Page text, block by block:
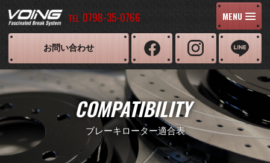
TEL 0798-35-0766 MENU
お問い合わせ
COMPATIBILITY
ブレーキローター適合表